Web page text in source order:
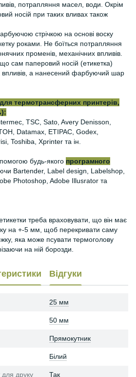
потрапляння масел, води. Окрім
носій при таких вливах також
стрічкою на основі воску
роками. Не боїться потрапляння
променів, механічних впливів.
сам паперовий носій (етикетка)
впливів, а нанесений фарбуючий шар
термотрансферних принтерів,
TSC, Sato, Avery Denisson,
Datamax, ETIPAC, Godex,
Toshiba, Xprinter та ін.
будь-якого програмного
Bartender, Label design, Labelshop,
Photoshop, Adobe Illusrator та
треба враховувати, що він має
на +-5 мм, щоб перекривати саму
яка може псувати термоголову
на ній борозди.
Відгуки
25 мм
50 мм
Прямокутник
Білий
для друку Так